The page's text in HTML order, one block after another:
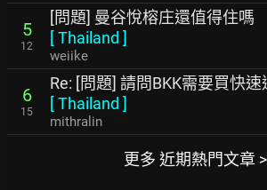
5
12
[問題] 曼谷悅榕庄還值得住嗎
[Thailand ]
weiike
6
15
Re: [問題] 請問BKK需要買快速
[Thailand ]
mithralin
更多 近期熱門文章